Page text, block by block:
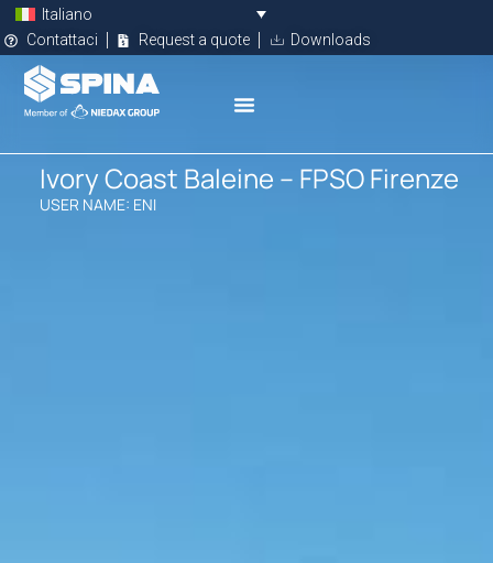
Italiano
Contattaci
Request a quote Downloads
Ivory Coast Baleine – FPSO Firenze
USER NAME: ENI